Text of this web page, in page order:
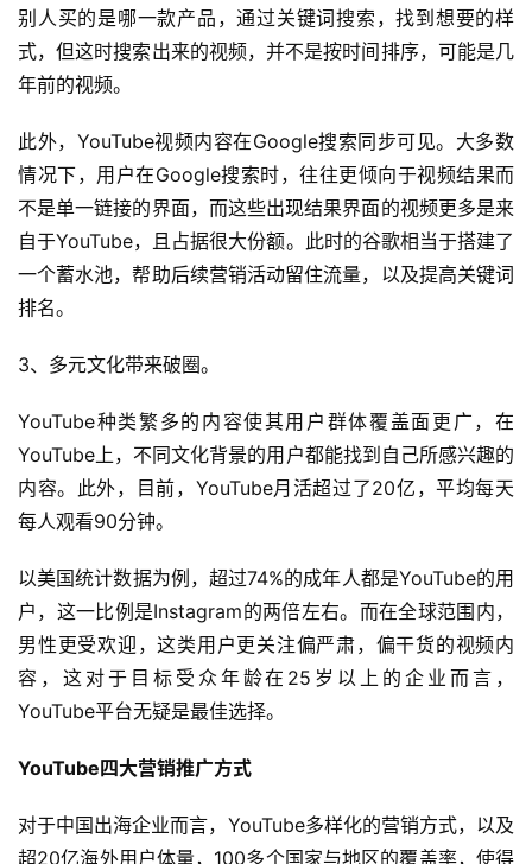
首
页
全
球
店
跨
别人买的是哪一款产品，通过关键词搜索，找到想要的样
式，但这时搜索出来的视频，并不是按时间排序，可能是几
年前的视频。
此外，YouTube视频内容在Google搜索同步可见。大多数
情况下，用户在Google搜索时，往往更倾向于视频结果而
不是单一链接的界面，而这些出现结果界面的视频更多是来
自于YouTube，且占据很大份额。此时的谷歌相当于搭建了
一个蓄水池，帮助后续营销活动留住流量，以及提高关键词
排名。
3、多元文化带来破圈。
YouTube种类繁多的内容使其用户群体覆盖面更广，在
YouTube上，不同文化背景的用户都能找到自己所感兴趣的
内容。此外，目前，YouTube月活超过了20亿，平均每天
每人观看90分钟。
以美国统计数据为例，超过74%的成年人都是YouTube的用
户，这一比例是Instagram的两倍左右。而在全球范围内，
男性更受欢迎，这类用户更关注偏严肃，偏干货的视频内
容，这对于目标受众年龄在25岁以上的企业而言，
YouTube平台无疑是最佳选择。
YouTube四大营销推广方式
对于中国出海企业而言，YouTube多样化的营销方式，以及
超20亿海外用户体量，100多个国家与地区的覆盖率，使得